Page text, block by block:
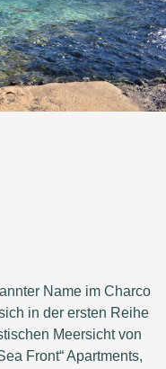
Name im Charco
in der ersten Reihe
Meersicht von
Front“ Apartments,